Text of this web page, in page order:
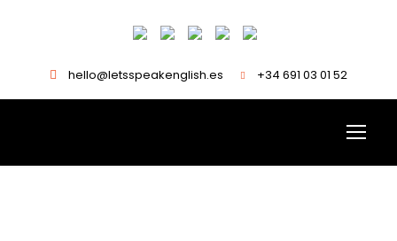
hello@letsspeakenglish.es +34 691 03 01 52